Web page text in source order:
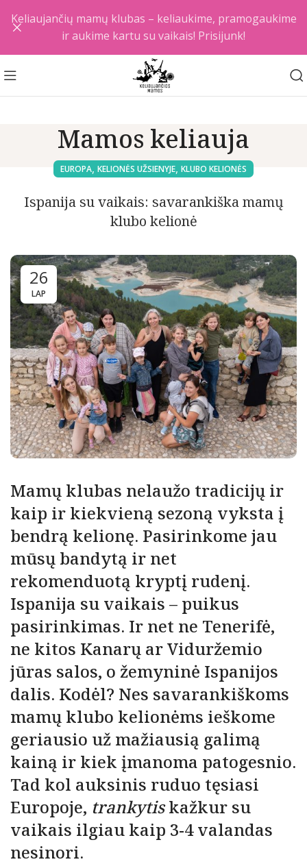
Mamos keliauja
EUROPA, KELIONĖS UŽSIENYJE, KLUBO KELIONĖS
Ispanija su vaikais: savarankiška mamų
klubo kelionė
26
LAP
Mamų klubas nelaužo tradicijų ir
kaip ir kiekvieną sezoną vyksta į
bendrą kelionę. Pasirinkome jau
mūsų bandytą ir net
rekomenduotą kryptį rudenį.
Ispanija su vaikais – puikus
pasirinkimas. Ir net ne Tenerifė,
ne kitos Kanarų ar Viduržemio
jūras salos, o žemyninė Ispanijos
dalis. Kodėl? Nes savarankiškoms
mamų klubo kelionėms ieškome
geriausio už mažiausią galimą
kainą ir kiek įmanoma patogesnio.
Tad kol auksinis ruduo tęsiasi
Europoje, trankytiskažkur su
vaikais ilgiau kaip 3-4 valandas
nesinori.
Keliaujančių mamų klubas – keliaukime, pramogaukime
ir aukime kartu su vaikais! Prisijunk!